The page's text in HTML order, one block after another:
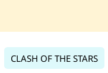
CLASH OF THE STARS